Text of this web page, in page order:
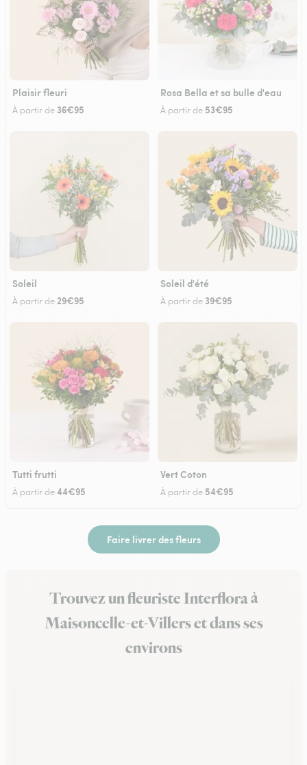
Plaisir fleuri
À partir de 36€95
Rosa Bella et sa bulle d'eau
À partir de 53€95
Soleil
À partir de 29€95
Soleil d'été
À partir de 39€95
Tutti frutti
À partir de44€95
Vert Coton
À partir de 54€95
Faire livrer des fleurs
Trouvez un fleuriste Interflora à
Maisoncelle-et-Villers et dans ses
environs